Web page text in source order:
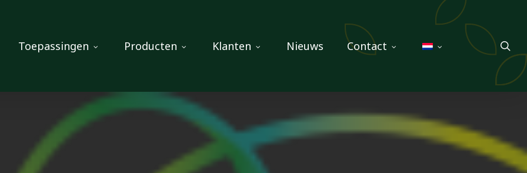
Toepassingen Producten Klanten Nieuws Contact